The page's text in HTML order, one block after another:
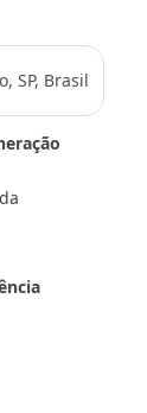
SP, Brasil